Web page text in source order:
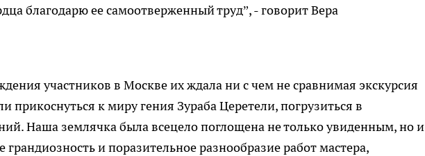
благодарю ее самоотверженный труд”, - говорит Вера
участников в Москве их ждала ни с чем не сравнимая экскурсия
прикоснуться к миру гения Зураба Церетели, погрузиться в
Наша землячка была всецело поглощена не только увиденным, но и
и поразительное разнообразие работ мастера,